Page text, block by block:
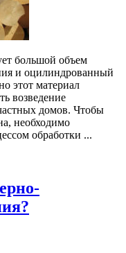
большой объем
и оцилиндрованный
этот материал
возведение
домов. Чтобы
необходимо
обработки ...